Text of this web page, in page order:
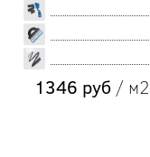
1346 руб / м2